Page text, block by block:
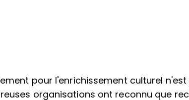
pour l'enrichissement culturel
organisations ont reconnu que